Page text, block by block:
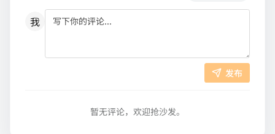
我
发布
暂无评论，欢迎抢沙发。